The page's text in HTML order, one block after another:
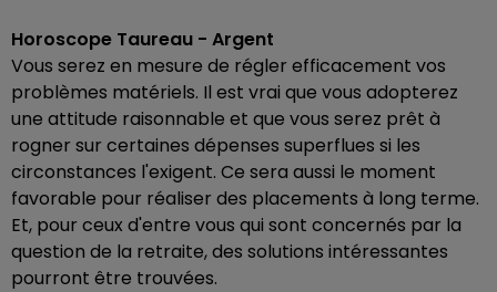
Horoscope Taureau - Argent
Vous serez en mesure de régler efficacement vos
problèmes matériels. Il est vrai que vous adopterez
une attitude raisonnable et que vous serez prêt à
rogner sur certaines dépenses superflues si les
circonstances l'exigent. Ce sera aussi le moment
favorable pour réaliser des placements à long terme.
Et, pour ceux d'entre vous qui sont concernés par la
question de la retraite, des solutions intéressantes
pourront être trouvées.